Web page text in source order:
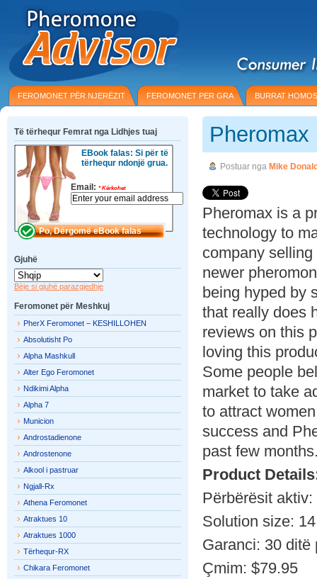
FEROMONET PËR NJERËZIT FEROMONET PER GRA BURRAT
Pheromax
Postuar nga Mike
Pheromax is a
technology to
company
newer
being hyped by
that really does
reviews on this
loving this
Some people
market to take
to attract
success and
past few
Product
Përbërësit
Solution size:
Garanci: 30 ditë
Çmim: $79.95
Të tërhequr Femrat nga Lidhjes tuaj
EBook falas: Si për të
tërhequr ndonjë grua.
Email: *Kërkohet
Gjuhë
Bëje si gjuhë parazgjedhje
Feromonet për Meshkuj
PherX Feromonet – KESHILLOHEN
Absolutisht Po
Alpha Mashkull
Alter Ego Feromonet
Ndikimi Alpha
Alpha 7
Municion
Androstadienone
Androstenone
Alkool i pastruar
Ngjall-Rx
Athena Feromonet
Atraktues 10
Atraktues 1000
Tërhequr-RX
Chikara Feromonet